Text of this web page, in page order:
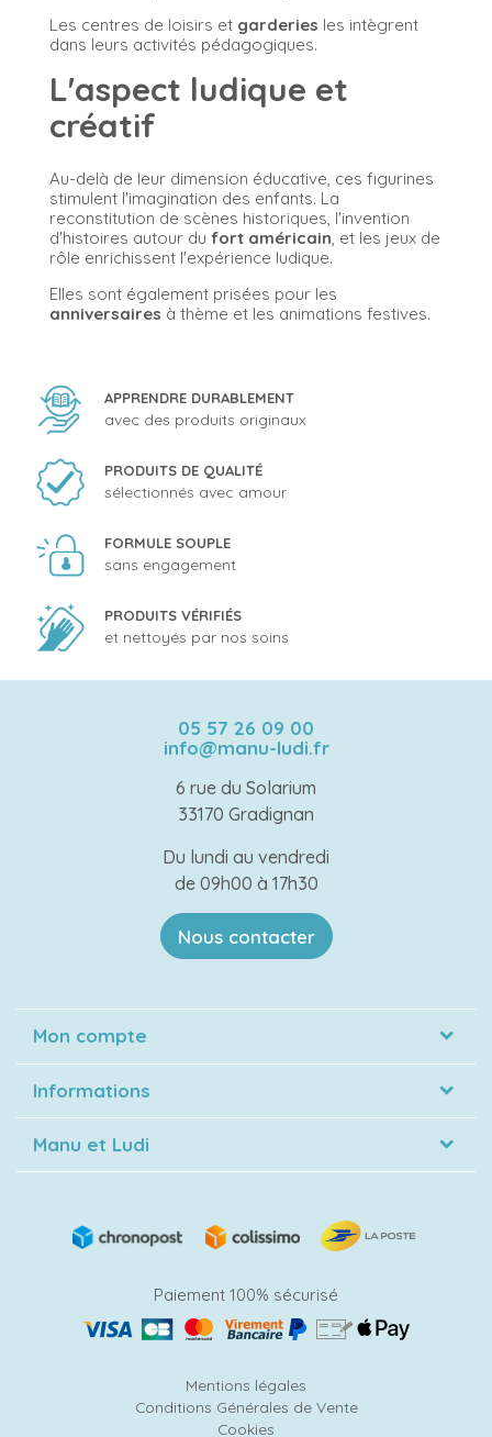
Les centres de loisirs et garderies les intègrent
dans leurs activités pédagogiques.
L'aspect ludique et
créatif
Au-delà de leur dimension éducative, ces figurines
stimulent l'imagination des enfants. La
reconstitution de scènes historiques, l'invention
d'histoires autour du fort américain , et les jeux de
rôle enrichissent l'expérience ludique.
Elles sont également prisées pour les
anniversaires à thème et les animations festives.
APPRENDRE DURABLEMENT
avec des produits originaux
PRODUITS DE QUALITÉ
sélectionnés avec amour
FORMULE SOUPLE
sans engagement
PRODUITS VÉRIFIÉS
et nettoyés par nos soins
05 57 26 09 00
info@manu-ludi.fr
6 rue du Solarium
33170 Gradignan
Du lundi au vendredi
de 09h00 à 17h30
Nous contacter
Mon compte
Informations
Manu et Ludi
Paiement 100% sécurisé
Mentions légales
Conditions Générales de Vente
Cookies